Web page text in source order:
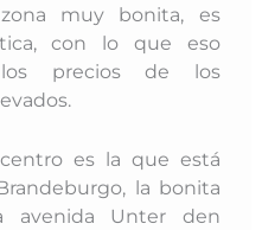
muy bonita, es
con lo que eso
precios de los
es la que está
la bonita
avenida Unter den